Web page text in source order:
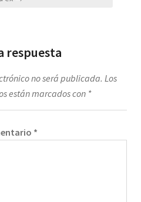
respuesta
no será publicada. Los
están marcados con *
*